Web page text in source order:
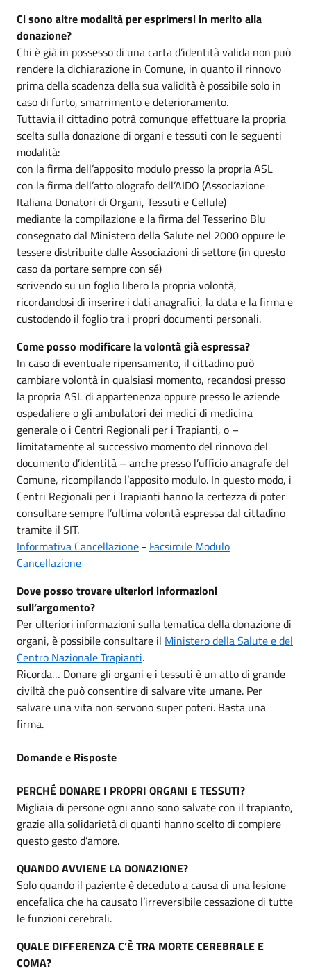
Ci sono altre modalità per esprimersi in merito alla
donazione?
Chi è già in possesso di una carta d’identità valida non può
rendere la dichiarazione in Comune, in quanto il rinnovo
prima della scadenza della sua validità è possibile solo in
caso di furto, smarrimento e deterioramento.
Tuttavia il cittadino potrà comunque effettuare la propria
scelta sulla donazione di organi e tessuti con le seguenti
modalità:
con la firma dell’apposito modulo presso la propria ASL
con la firma dell’atto olografo dell’AIDO (Associazione
Italiana Donatori di Organi, Tessuti e Cellule)
mediante la compilazione e la firma del Tesserino Blu
consegnato dal Ministero della Salute nel 2000 oppure le
tessere distribuite dalle Associazioni di settore (in questo
caso da portare sempre con sé)
scrivendo su un foglio libero la propria volontà,
ricordandosi di inserire i dati anagrafici, la data e la firma e
custodendo il foglio tra i propri documenti personali.
Come posso modificare la volontà già espressa?
In caso di eventuale ripensamento, il cittadino può
cambiare volontà in qualsiasi momento, recandosi presso
la propria ASL di appartenenza oppure presso le aziende
ospedaliere o gli ambulatori dei medici di medicina
generale o i Centri Regionali per i Trapianti, o –
limitatamente al successivo momento del rinnovo del
documento d’identità – anche presso l’ufficio anagrafe del
Comune, ricompilando l’apposito modulo. In questo modo, i
Centri Regionali per i Trapianti hanno la certezza di poter
consultare sempre l’ultima volontà espressa dal cittadino
tramite il SIT.
Informativa Cancellazione - Facsimile Modulo
Cancellazione
Dove posso trovare ulteriori informazioni
sull’argomento?
Per ulteriori informazioni sulla tematica della donazione di
organi, è possibile consultare il Ministero della Salute e del
Centro Nazionale Trapianti.
Ricorda… Donare gli organi e i tessuti è un atto di grande
civiltà che può consentire di salvare vite umane. Per
salvare una vita non servono super poteri. Basta una
firma.
Domande e Risposte
PERCHÉ DONARE I PROPRI ORGANI E TESSUTI?
Migliaia di persone ogni anno sono salvate con il trapianto,
grazie alla solidarietà di quanti hanno scelto di compiere
questo gesto d’amore.
QUANDO AVVIENE LA DONAZIONE?
Solo quando il paziente è deceduto a causa di una lesione
encefalica che ha causato l’irreversibile cessazione di tutte
le funzioni cerebrali.
QUALE DIFFERENZA C’È TRA MORTE CEREBRALE E
COMA?